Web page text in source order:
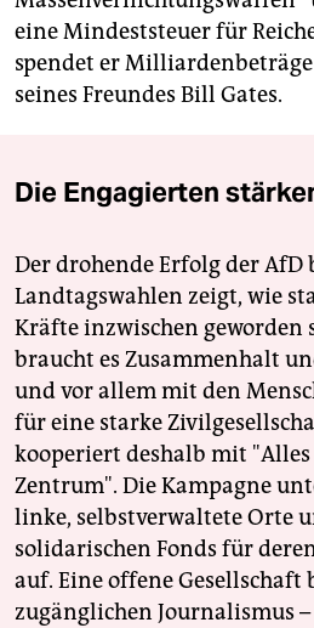
eine Mindeststeuer für
spendet er
seines Freundes Bill Gates.
Die Engagierten
Der drohende Erfolg der AfD
Landtagswahlen zeigt, wie
Kräfte inzwischen geworden
braucht es Zusammenhalt
und vor allem mit den
für eine starke
kooperiert deshalb mit
Zentrum". Die Kampagne
linke, selbstverwaltete Orte
solidarischen Fonds für
auf. Eine offene
zugänglichen Journalismus